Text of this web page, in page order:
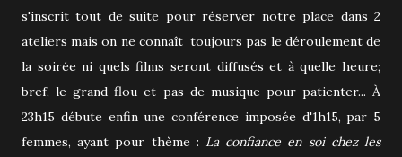
s'inscrit tout de suite pour réserver notre place dans 2
ateliers mais on ne connaît toujours pas le déroulement de
la soirée ni quels films seront diffusés et à quelle heure;
bref, le grand flou et pas de musique pour patienter... À
23h15 débute enfin une conférence imposée d'1h15, par 5
femmes, ayant pour thème : La confiance en soi chez les